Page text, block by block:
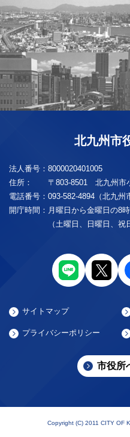
北九州市
法人番号： 8000020401005
住所：
〒803-8501 北九州市
電話番号： 093-582-4894（北九州
開庁時間： 月曜日から金曜日の8
（土曜日、日曜日、祝
サイトマップ
プライバシーポリシー
市役所
Copyright (C) 2011 CITY OF